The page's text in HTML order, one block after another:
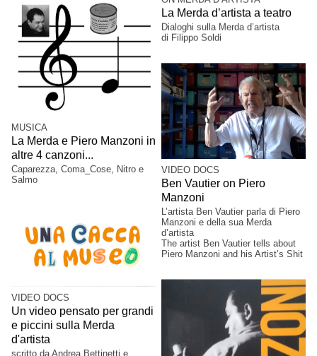
La Merda d’artista a teatro
Dialoghi sulla Merda d’artista
di Filippo Soldi
MUSICA
La Merda e Piero Manzoni in
altre 4 canzoni...
Caparezza, Coma_Cose, Nitro e
Salmo
VIDEO DOCS
Ben Vautier on Piero
Manzoni
L’artista Ben Vautier parla di Piero
Manzoni e della sua Merda
d’artista
The artist Ben Vautier tells about
Piero Manzoni and his Artist’s Shit
VIDEO DOCS
Un video pensato per grandi
e piccini sulla Merda
d'artista
scritto da Andrea Bettinetti e